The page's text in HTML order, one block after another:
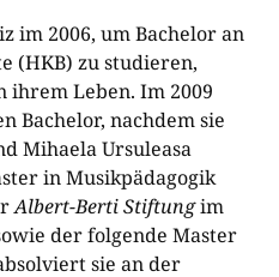
im 2006, um Bachelor an
(HKB) zu studieren,
ihrem Leben. Im 2009
Bachelor, nachdem sie
Mihaela Ursuleasa
in Musikpädagogik
Albert-Berti Stiftungim
der folgende Master
sie an der